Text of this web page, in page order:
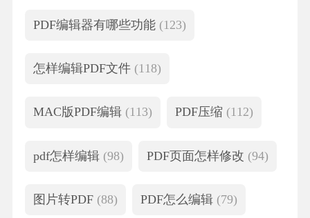
PDF编辑器有哪些功能 (123)
怎样编辑PDF文件 (118)
MAC版PDF编辑 (113) PDF压缩 (112)
pdf怎样编辑 (98) PDF页面怎样修改 (94)
图片转PDF (88) PDF怎么编辑 (79)